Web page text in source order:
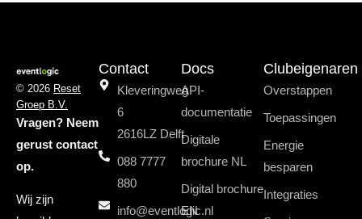
© 2026 Reset
Groep B.V.
Vragen? Neem
gerust contact
op.
Wij zijn
Contact
Kleveringweg
6
2616LZ Delft
088 7777
880
info@eventlogic.nl
Docs
API-
documentatie
Digitale
brochure NL
Digital brochure
EN
Clubeigenaren
Overstappen
Toepassingen
Energie
besparen
Integraties